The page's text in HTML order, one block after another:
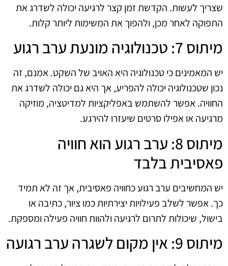
שצריך לעשות. הקדשת זמן קצר לרגיעה יכולה לשדרג את
התפוקה לאחר מכן, ולהפוך את המשימות ליותר קלות.
מיתוס 7: טכנולוגיה מונעת ערב רגוע
יש המאמינים כי טכנולוגיה היא האויב של השקט. אמנם, זה
נכון שטכנולוגיה יכולה להפריע, אך היא גם יכולה לשדרג את
החוויה. אפשר להשתמש באפליקציות למדיטציה, מוזיקה
מרגיעה או אפילו סרטים שיעזרו להירגע.
מיתוס 8: ערב רגוע הוא חוויה
פאסיבית בלבד
יש המחשיבים ערב רגוע כחוויה פאסיבית, אך זה לא תמיד
כך. אפשר לשלב פעילויות יצירתיות כמו ציור, כתיבה או
בישול, שיכולות לתרום לרגיעה ולהוות חוויה פעילה ומספקת.
מיתוס 9: אין מקום לשגרה ערב רגועה